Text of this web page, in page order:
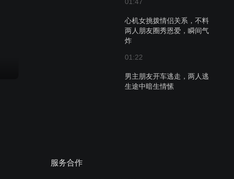
心机女挑拨情侣关系，不料
两人朋友圈秀恩爱，瞬间气
炸
01:22
男主朋友开车逃走，两人逃
生途中暗生情愫
服务合作